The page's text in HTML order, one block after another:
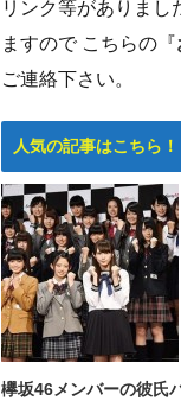
リンク等がありまし
ますので こちらの『
ご連絡下さい。
人気の記事はこちら！
欅坂46メンバーの彼氏